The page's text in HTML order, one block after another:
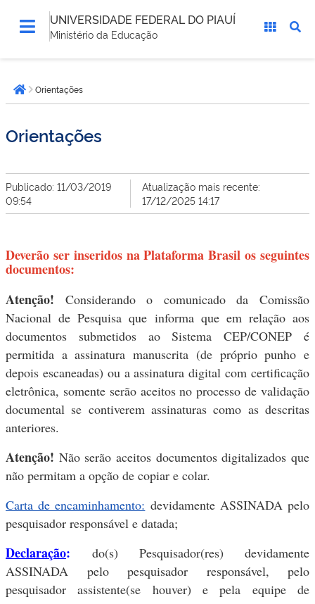
UNIVERSIDADE FEDERAL DO PIAUÍ
Ministério da Educação
está
aqui:Página inicial
Orientações
Orientações
Publicado: 11/03/2019
09:54
Atualização mais recente:
17/12/2025 14:17
Deverão ser inseridos na Plataforma Brasil os seguintes
documentos:
Atenção! Considerando o comunicado da Comissão
Nacional de Pesquisa que informa que em relação aos
documentos submetidos ao Sistema CEP/CONEP é
permitida a assinatura manuscrita (de próprio punho e
depois escaneadas) ou a assinatura digital com certificação
eletrônica, somente serão aceitos no processo de validação
documental se contiverem assinaturas como as descritas
anteriores.
Atenção! Não serão aceitos documentos digitalizados que
não permitam a opção de copiar e colar.
Carta de encaminhamento: devidamente ASSINADA pelo
pesquisador responsável e datada;
Declaração:
do(s) Pesquisador(res) devidamente
ASSINADA pelo pesquisador responsável, pelo
pesquisador assistente(se houver) e pela equipe de